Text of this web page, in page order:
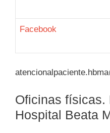
Facebook
Oficinas físicas.
Hospital Beata